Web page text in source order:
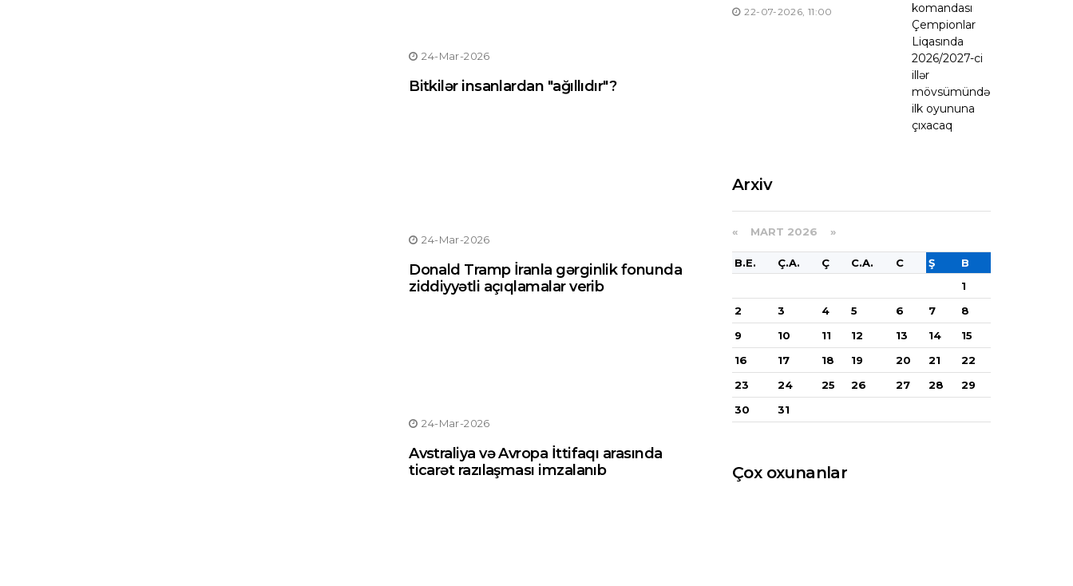
24-Mar-2026
Bitkilər insanlardan "ağıllıdır"?
24-Mar-2026
Donald Tramp İranla gərginlik fonunda
ziddiyyətli açıqlamalar verib
24-Mar-2026
Avstraliya və Avropa İttifaqı arasında
ticarət razılaşması imzalanıb
Liqasında 2026/2027-ci
22-07-2026, 11:00
Arxiv
« MART 2026 »
B.E. Ç.A. Ç C.A. C Ş
B
1
2
3 4 5 6 7
8
9
10 11 12 13 14
15
16
17 18 19 20 21
22
23
24 25 26 27 28
29
30
31
Çox oxunanlar